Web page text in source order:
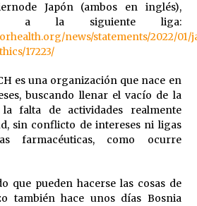
libraría posible arancel de EE.UU. en
sus exportaciones
atrás
Japón (ambos en inglés),
a la siguiente liga:
news/statements/2022/01/
17223/
es una organización que nace en
buscando llenar el vacío de la
falta de actividades realmente
sin conflicto de intereses ni ligas
farmacéuticas, como ocurre
que pueden hacerse las cosas de
también hace unos días Bosnia